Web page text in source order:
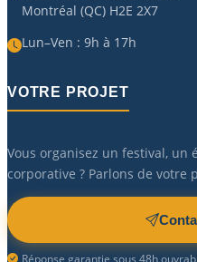
Montréal (QC) H2E 2X7
Lun–Ven : 9h à 17h
VOTRE PROJET
Vous organisez un festival,
corporative ? Parlons de votre
Réponse garantie sous 48h